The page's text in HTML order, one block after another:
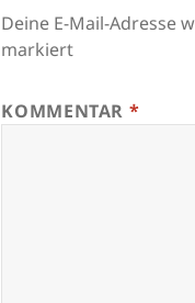
Deine E-Mail-Adresse
markiert
KOMMENTAR *